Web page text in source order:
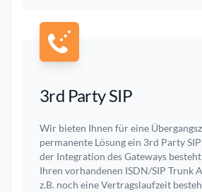
3rd Party SIP
Wir bieten Ihnen für eine
permanente Lösung ein 3rd Party
der Integration des Gateways
Ihren vorhandenen ISDN/SIP Trunk
z.B. noch eine Vertragslaufzeit